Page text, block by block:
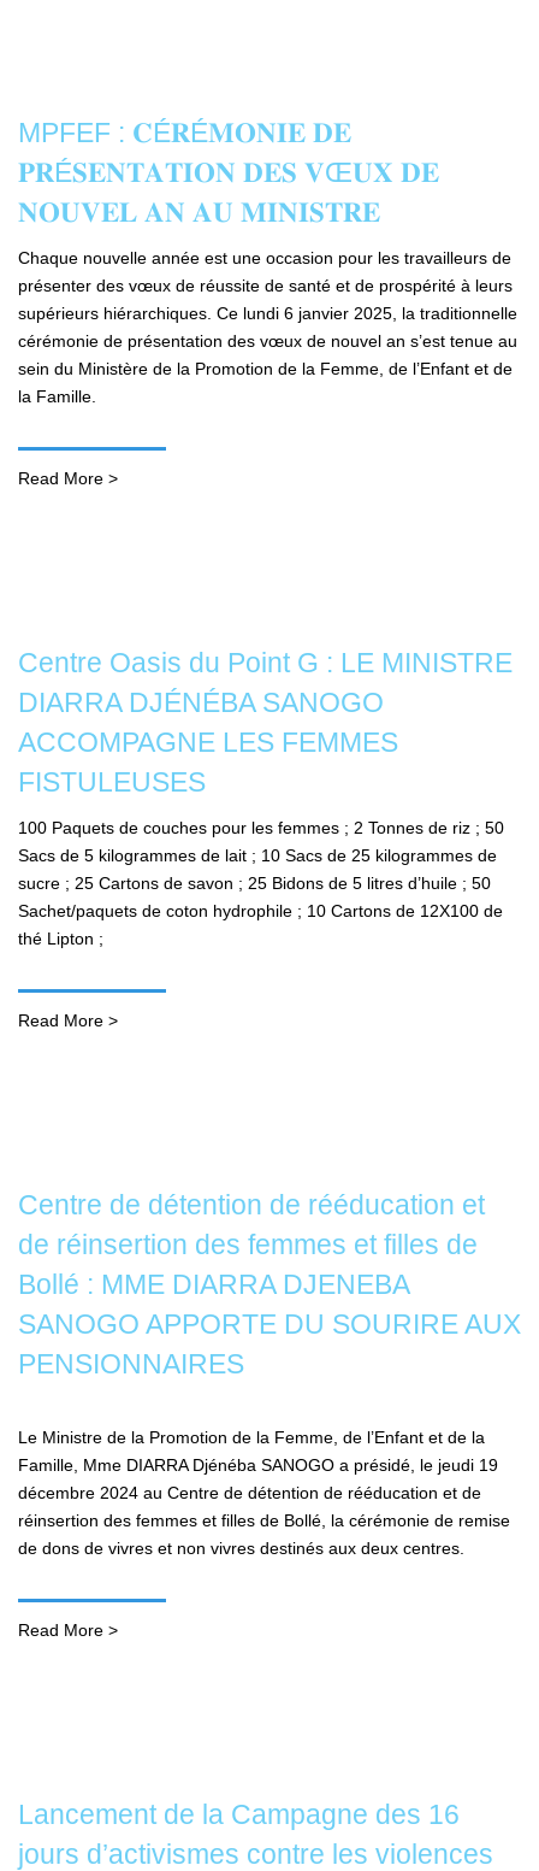
MPFEF : 𝐂É𝐑É𝐌𝐎𝐍𝐈𝐄 𝐃𝐄
𝐏𝐑É𝐒𝐄𝐍𝐓𝐀𝐓𝐈𝐎𝐍 𝐃𝐄𝐒 𝐕Œ𝐔𝐗 𝐃𝐄
𝐍𝐎𝐔𝐕𝐄𝐋 𝐀𝐍 𝐀𝐔 𝐌𝐈𝐍𝐈𝐒𝐓𝐑𝐄
Chaque nouvelle année est une occasion pour les travailleurs de
présenter des vœux de réussite de santé et de prospérité à leurs
supérieurs hiérarchiques. Ce lundi 6 janvier 2025, la traditionnelle
cérémonie de présentation des vœux de nouvel an s’est tenue au
sein du Ministère de la Promotion de la Femme, de l’Enfant et de
la Famille.
Read More >
Centre Oasis du Point G : LE MINISTRE
DIARRA DJÉNÉBA SANOGO
ACCOMPAGNE LES FEMMES
FISTULEUSES
100 Paquets de couches pour les femmes ; 2 Tonnes de riz ; 50
Sacs de 5 kilogrammes de lait ; 10 Sacs de 25 kilogrammes de
sucre ; 25 Cartons de savon ; 25 Bidons de 5 litres d’huile ; 50
Sachet/paquets de coton hydrophile ; 10 Cartons de 12X100 de
thé Lipton ;
Read More >
Centre de détention de rééducation et
de réinsertion des femmes et filles de
Bollé : MME DIARRA DJENEBA
SANOGO APPORTE DU SOURIRE AUX
PENSIONNAIRES
Le Ministre de la Promotion de la Femme, de l’Enfant et de la
Famille, Mme DIARRA Djénéba SANOGO a présidé, le jeudi 19
décembre 2024 au Centre de détention de rééducation et de
réinsertion des femmes et filles de Bollé, la cérémonie de remise
de dons de vivres et non vivres destinés aux deux centres.
Read More >
Lancement de la Campagne des 16
jours d’activismes contre les violences